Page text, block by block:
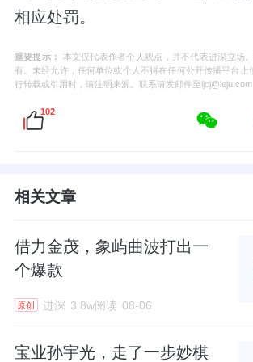
相应处罚。
重要提示：
本文仅代表作者个人观点，并不代表进深立场
有。未经允许，任何单位或个人不得在任何公开传播平台上
行转载或引用时，请注明来源。联系请发邮件至ljcj@leju.com
102
相关文章
借力金茂，象屿曲波打出一
个爆款
原创 进深 3.8w阅读 08-06
宝业孙宇光，走了一步妙棋